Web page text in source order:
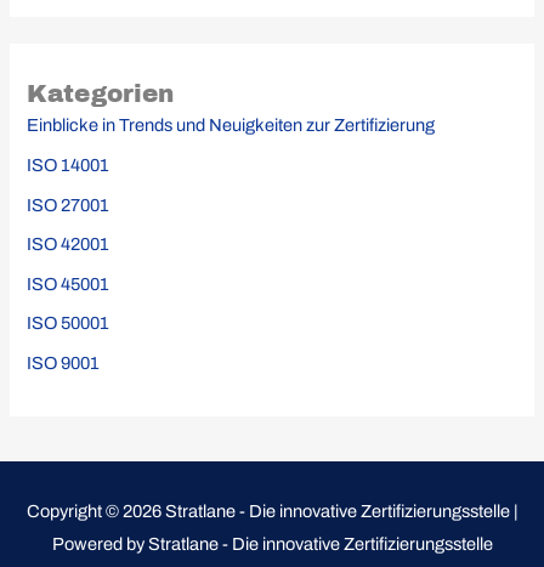
Kategorien
Einblicke in Trends und Neuigkeiten zur Zertifizierung
ISO 14001
ISO 27001
ISO 42001
ISO 45001
ISO 50001
ISO 9001
Copyright © 2026 Stratlane - Die innovative Zertifizierungsstelle |
Powered by Stratlane - Die innovative Zertifizierungsstelle